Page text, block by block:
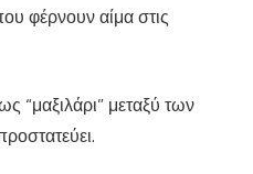
φέρνουν αίμα στις
“μαξιλάρι” μεταξύ των